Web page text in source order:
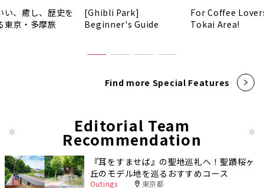
い、癒し、歴史を
東京・多摩旅
[Ghibli Park]
Beginner's Guide
For Coffee
Tokai Area!
Find more Special Features
Editorial Team
Recommendation
『耳をすませば』の聖地巡礼へ！聖蹟桜ヶ
丘のモデル地を巡るおすすめコース
Outings 東京都